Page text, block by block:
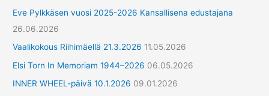
Eve Pylkkäsen vuosi 2025-2026 Kansallisena edustajana
26.06.2026
Vaalikokous Riihimäellä 21.3.2026 11.05.2026
Elsi Torn In Memoriam 1944–2026 06.05.2026
INNER WHEEL-päivä 10.1.2026 09.01.2026